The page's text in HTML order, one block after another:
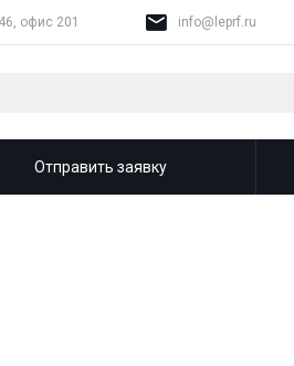
офис 201 info@leprf.ru
Отправить заявку